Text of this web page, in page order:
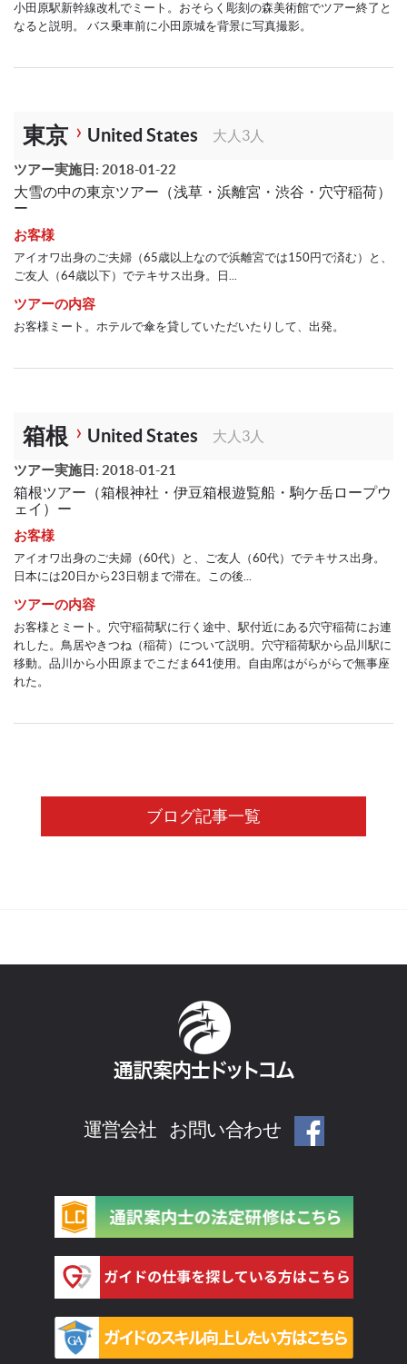
小田原駅新幹線改札でミート。おそらく彫刻の森美術館でツアー終了と
なると説明。 バス乗車前に小田原城を背景に写真撮影。
東京 United States 大人3人
ツアー実施日: 2018-01-22
大雪の中の東京ツアー（浅草・浜離宮・渋谷・穴守稲荷）
ー
お客様
アイオワ出身のご夫婦（65歳以上なので浜離宮では150円で済む）と、
ご友人（64歳以下）でテキサス出身。日...
ツアーの内容
お客様ミート。ホテルで傘を貸していただいたりして、出発。
箱根 United States 大人3人
ツアー実施日: 2018-01-21
箱根ツアー（箱根神社・伊豆箱根遊覧船・駒ケ岳ロープウ
ェイ）ー
お客様
アイオワ出身のご夫婦（60代）と、ご友人（60代）でテキサス出身。
日本には20日から23日朝まで滞在。この後...
ツアーの内容
お客様とミート。穴守稲荷駅に行く途中、駅付近にある穴守稲荷にお連
れした。鳥居やきつね（稲荷）について説明。穴守稲荷駅から品川駅に
移動。品川から小田原までこだま641使用。自由席はがらがらで無事座
れた。
ブログ記事一覧
運営会社 お問い合わせ